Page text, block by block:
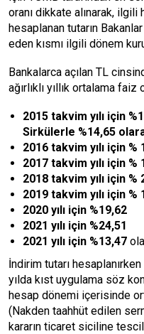
oranı dikkate alınarak,
hesaplanan tutarın
eden kısmı ilgili dönem
Bankalarca açılan TL
ağırlıklı yıllık ortalama
2015 takvim yılı için
Sirkülerle %14,65
2016 takvim yılı için %
2017 takvim yılı için %
2018 takvim yılı için %
2019 takvim yılı için %
2020 yılı için %19,62
2021 yılı için %24,51
2021 yılı için %13,47
İndirim tutarı hesaplanırken
yılda kıst uygulama söz
hesap dönemi içerisinde
(Nakden taahhüt edilen
kararın ticaret siciline